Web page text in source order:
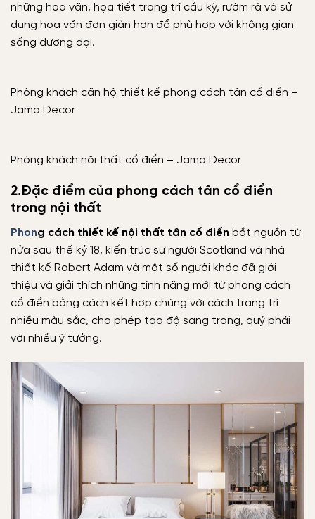
những hoa văn, họa tiết trang trí cầu kỳ, rườm rà và sử
dụng hoa văn đơn giản hơn để phù hợp với không gian
sống đương đại.
Phòng khách căn hộ thiết kế phong cách tân cổ điển –
Jama Decor
Phòng khách nội thất cổ điển – Jama Decor
2.Đặc điểm của phong cách tân cổ điển
trong nội thất
Phong cách thiết kế nội thất tân cổ điển bắt nguồn từ
nửa sau thế kỷ 18, kiến trúc sư người Scotland và nhà
thiết kế Robert Adam và một số người khác đã giới
thiệu và giải thích những tính năng mới từ phong cách
cổ điển bằng cách kết hợp chúng với cách trang trí
nhiều màu sắc, cho phép tạo độ sang trọng, quý phái
với nhiều ý tưởng.